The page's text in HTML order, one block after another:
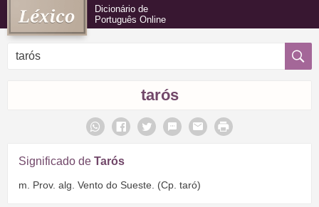
Dicionário de
Português Online
tarós
Significado de Tarós
m. Prov. alg. Vento do Sueste. (Cp. taró)